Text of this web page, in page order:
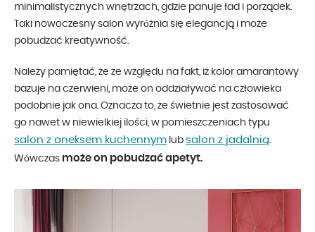
minimalistycznych wnętrzach, gdzie panuje ład i porządek.
Taki nowoczesny salon wyróżnia się elegancją i może
pobudzać kreatywność.
Należy pamiętać, że ze względu na fakt, iż kolor amarantowy
bazuje na czerwieni, może on oddziaływać na człowieka
podobnie jak ona. Oznacza to, że świetnie jest zastosować
go nawet w niewielkiej ilości, w pomieszczeniach typu
salon z aneksem kuchennym lub salon z jadalnią
Wówczas może on pobudzać apetyt.